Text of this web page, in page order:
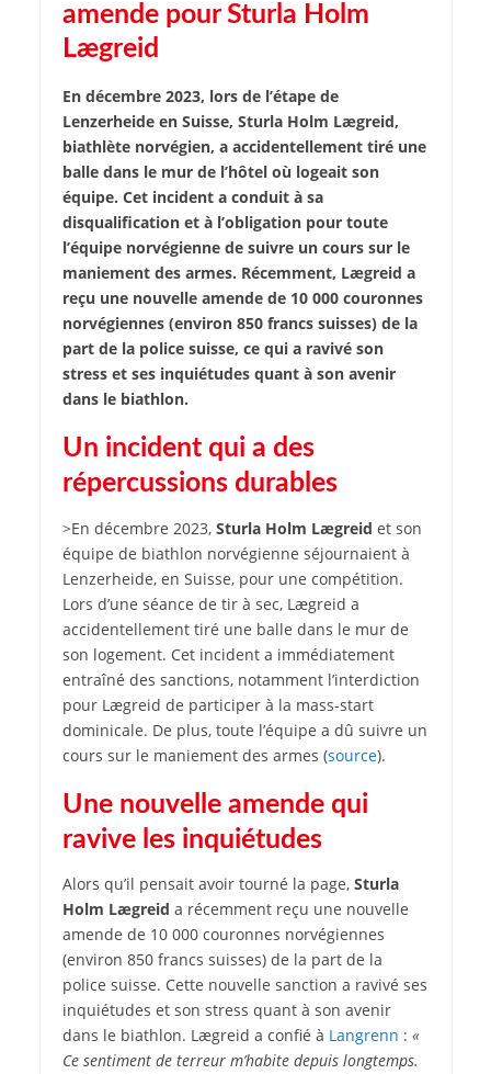
amende pour Sturla Holm
Lægreid
En décembre 2023, lors de l’étape de
Lenzerheide en Suisse, Sturla Holm Lægreid,
biathlète norvégien, a accidentellement tiré une
balle dans le mur de l’hôtel où logeait son
équipe. Cet incident a conduit à sa
disqualification et à l’obligation pour toute
l’équipe norvégienne de suivre un cours sur le
maniement des armes. Récemment, Lægreid a
reçu une nouvelle amende de 10 000 couronnes
norvégiennes (environ 850 francs suisses) de la
part de la police suisse, ce qui a ravivé son
stress et ses inquiétudes quant à son avenir
dans le biathlon.
Un incident qui a des
répercussions durables
>En décembre 2023, Sturla Holm Lægreid et son
équipe de biathlon norvégienne séjournaient à
Lenzerheide, en Suisse, pour une compétition.
Lors d’une séance de tir à sec, Lægreid a
accidentellement tiré une balle dans le mur de
son logement. Cet incident a immédiatement
entraîné des sanctions, notamment l’interdiction
pour Lægreid de participer à la mass-start
dominicale. De plus, toute l’équipe a dû suivre un
cours sur le maniement des armes (source).
Une nouvelle amende qui
ravive les inquiétudes
Alors qu’il pensait avoir tourné la page, Sturla
Holm Lægreid a récemment reçu une nouvelle
amende de 10 000 couronnes norvégiennes
(environ 850 francs suisses) de la part de la
police suisse. Cette nouvelle sanction a ravivé ses
inquiétudes et son stress quant à son avenir
dans le biathlon. Lægreid a confié à Langrenn : «
Ce sentiment de terreur m’habite depuis longtemps.